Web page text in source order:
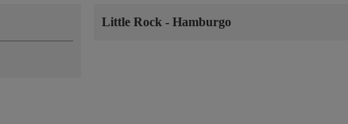
Little Rock - Hamburgo